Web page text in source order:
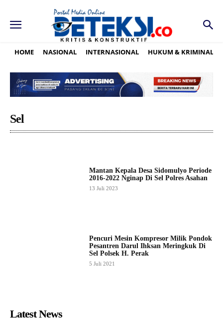
HOME NASIONAL INTERNASIONAL HUKUM & KRIMINAL
Sel
Mantan Kepala Desa Sidomulyo Periode
2016-2022 Nginap Di Sel Polres Asahan
13 Juli 2023
Pencuri Mesin Kompresor Milik Pondok
Pesantren Darul Ihksan Meringkuk Di
Sel Polsek H. Perak
5 Juli 2021
Latest News